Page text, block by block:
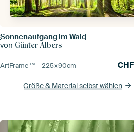
Sonnenaufgang im Wald
von Günter Albers
ArtFrame™ –225×90cm CHF
Größe & Material selbst wählen